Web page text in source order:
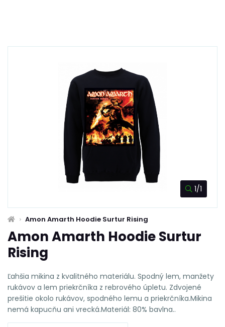
1/1
Amon Amarth Hoodie Surtur Rising
Amon Amarth Hoodie Surtur
Rising
Ľahšia mikina z kvalitného materiálu. Spodný lem, manžety
rukávov a lem priekrčníka z rebrového úpletu. Zdvojené
prešitie okolo rukávov, spodného lemu a priekrčníka.Mikina
nemá kapucňu ani vrecká.Materiál: 80% bavlna..